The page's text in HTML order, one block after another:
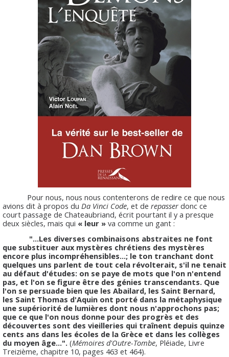
Pour nous, nous nous contenterons de redire ce que nous
avions dit à propos du Da Vinci Code, et de repasser donc ce
court passage de Chateaubriand, écrit pourtant il y a presque
deux siècles, mais qui « leur » va comme un gant :
"...Les diverses combinaisons abstraites ne font
que substituer aux mystères chrétiens des mystères
encore plus incompréhensibles...; le ton tranchant dont
quelques uns parlent de tout cela révolterait, s'il ne tenait
au défaut d'études: on se paye de mots que l'on n'entend
pas, et l'on se figure être des génies transcendants. Que
l'on se persuade bien que les Abailard, les Saint Bernard,
les Saint Thomas d'Aquin ont porté dans la métaphysique
une supériorité de lumières dont nous n'approchons pas;
que ce que l'on nous donne pour des progrès et des
découvertes sont des vieilleries qui traînent depuis quinze
cents ans dans les écoles de la Grèce et dans les collèges
du moyen âge...". (Mémoires d'Outre-Tombe, Pléiade, Livre
Treizième, chapitre 10, pages 463 et 464).